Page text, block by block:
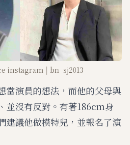
instagram | bn_sj2013
當演員的想法，而他的父母與
並沒有反對。有著186cm身
建議他做模特兒，並報名了演